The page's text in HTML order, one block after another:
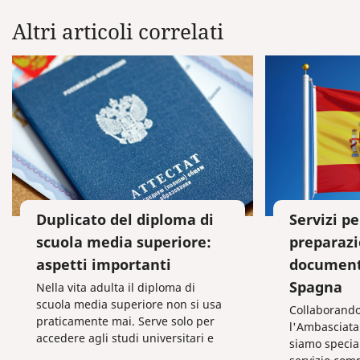
Altri articoli correlati
Duplicato del diploma di
scuola media superiore:
aspetti importanti
Nella vita adulta il diploma di
scuola media superiore non si usa
praticamente mai. Serve solo per
accedere agli studi universitari e
Servizi
Spagna
siamo